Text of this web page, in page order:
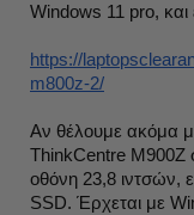
Windows 11 pro, και
https://
m800z-2/
Αν θέλουμε ακόμα
ThinkCentre M900Z
οθόνη 23,8 ιντσών,
SSD. Έρχεται με